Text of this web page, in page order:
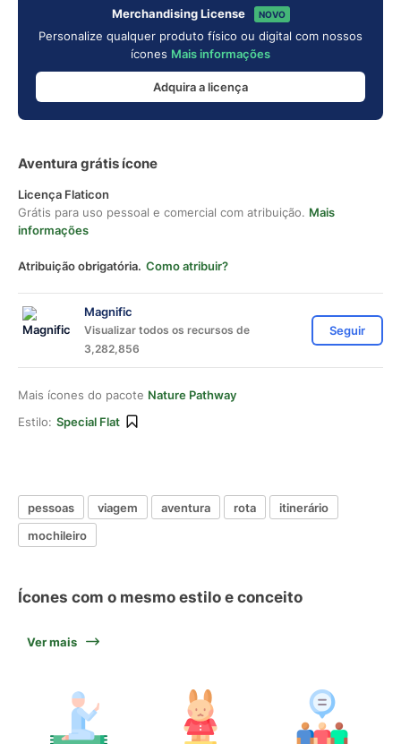
Merchandising License NOVO
Personalize qualquer produto físico ou digital com nossos
ícones Mais informações
Adquira a licença
Aventura grátis ícone
Licença Flaticon
Grátis para uso pessoal e comercial com atribuição. Mais
informações
Atribuição obrigatória. Como atribuir?
Magnific
Visualizar todos os recursos de
3,282,856
Seguir
Mais ícones do pacote Nature Pathway
Estilo: Special Flat
pessoas viagem aventura rota
itinerário
mochileiro
Ícones com o mesmo estilo e conceito
Ver mais